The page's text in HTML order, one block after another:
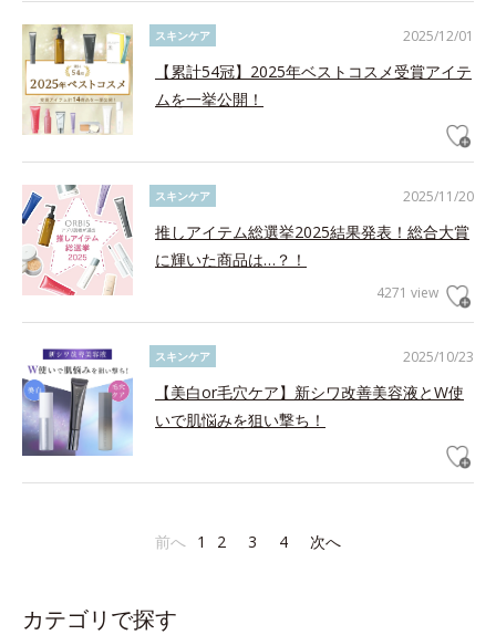
2025/12/01
スキンケア
【累計54冠】2025年ベストコスメ受賞アイテ
ムを一挙公開！
2025/11/20
スキンケア
推しアイテム総選挙2025結果発表！総合大賞
に輝いた商品は…？！
4271 view
2025/10/23
スキンケア
【美白or毛穴ケア】新シワ改善美容液とW使
いで肌悩みを狙い撃ち！
前へ 1 2 3 4 次へ
カテゴリで探す